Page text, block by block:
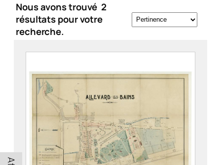
Nous avons trouvé 2
résultats pour votre
recherche.